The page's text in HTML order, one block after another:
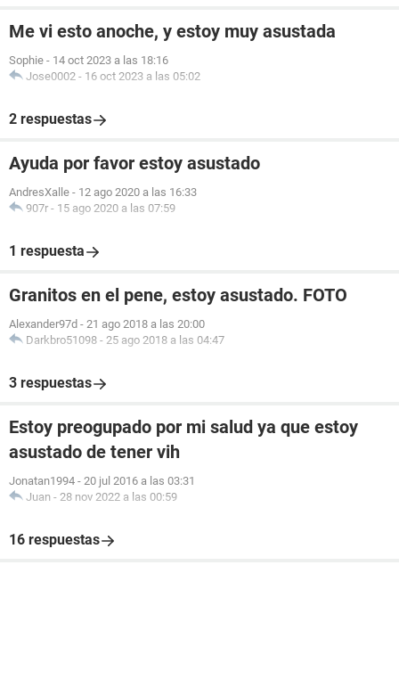
Me vi esto anoche, y estoy muy asustada
Sophie - 14 oct 2023 a las 18:16
Jose0002 - 16 oct 2023 a las 05:02
2 respuestas
Ayuda por favor estoy asustado
AndresXalle - 12 ago 2020 a las 16:33
907r - 15 ago 2020 a las 07:59
1 respuesta
Granitos en el pene, estoy asustado. FOTO
Alexander97d - 21 ago 2018 a las 20:00
Darkbro51098 - 25 ago 2018 a las 04:47
3 respuestas
Estoy preogupado por mi salud ya que estoy
asustado de tener vih
Jonatan1994 - 20 jul 2016 a las 03:31
Juan - 28 nov 2022 a las 00:59
16 respuestas